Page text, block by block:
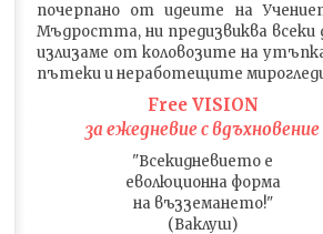
ПЪТЯТ на Stray Kids в РЕАЛИТИ
почерпано от идеите на
Мъдростта,ни предизвиква всеки
излизаме от коловозите на
пътеки и неработещите
Free VISION
за ежедневие с вдъхновение
"Всекидневието е
еволюционна форма
на възземането!"
(Ваклуш)